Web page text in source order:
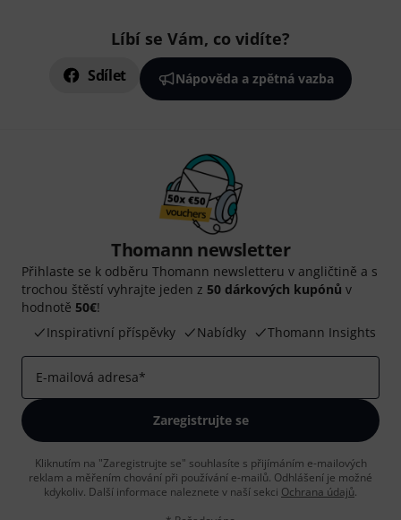
Líbí se Vám, co vidíte?
Sdílet Nápověda a zpětná vazba
Thomann newsletter
Přihlaste se k odběru Thomann newsletteru v angličtině a s
trochou štěstí vyhrajte jeden z 50 dárkových kupónů v
hodnotě 50€!
Inspirativní příspěvky
Nabídky Thomann Insights
E-mailová adresa*
Zaregistrujte se
Kliknutím na "Zaregistrujte se" souhlasíte s přijímáním e-mailových
reklam a měřením chování při používání e-mailů. Odhlášení je možné
kdykoliv. Další informace naleznete v naší sekci Ochrana údajů.